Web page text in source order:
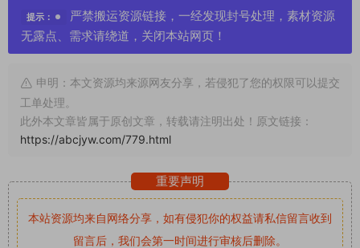
提示：
严禁搬运资源链接，一经发现封号处理，素材资源
无露点、需求请绕道，关闭本站网页！
申明：本文资源均来源网友分享，若侵犯了您的权限可以提交
工单处理。
此外本文章皆属于原创文章，转载请注明出处！原文链接：
https://abcjyw.com/779.html
重要声明
本站资源均来自网络分享，如有侵犯你的权益请私信留言收到
留言后，我们会第一时间进行审核后删除。